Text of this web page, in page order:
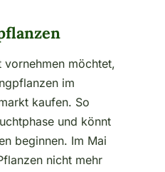
vornehmen möchtet,
im
kaufen. So
und könnt
beginnen. Im Mai
nicht mehr